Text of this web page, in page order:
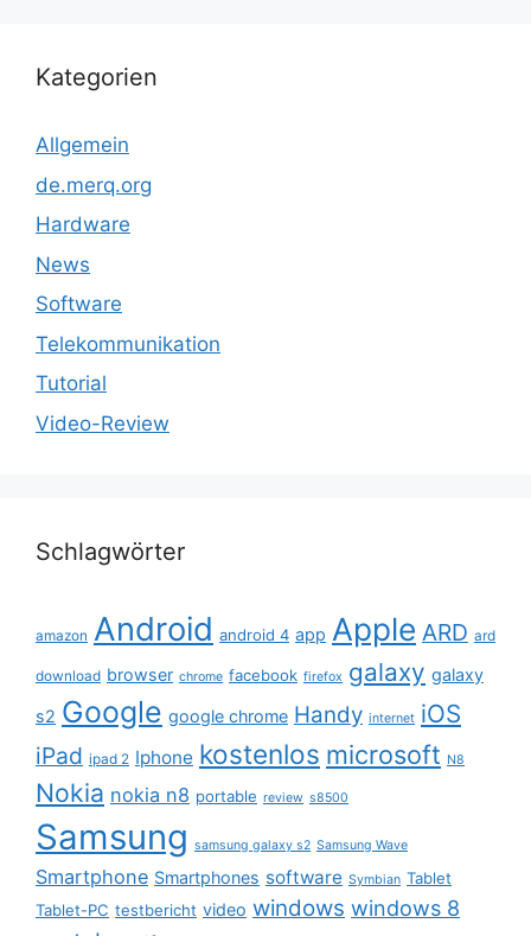
Kategorien
Allgemein
de.merq.org
Hardware
News
Software
Telekommunikation
Tutorial
Video-Review
Schlagwörter
amazon Android android 4 app Apple ARD ard
download browser chrome facebook firefox galaxy galaxy
s2 Google google chrome Handy internet iOS
iPad ipad 2 Iphone kostenlos microsoft N8
Nokia nokia n8 portable review s8500
Samsung samsung galaxy s2 Samsung Wave
Smartphone Smartphones software Symbian Tablet
Tablet-PC testbericht video windows windows 8